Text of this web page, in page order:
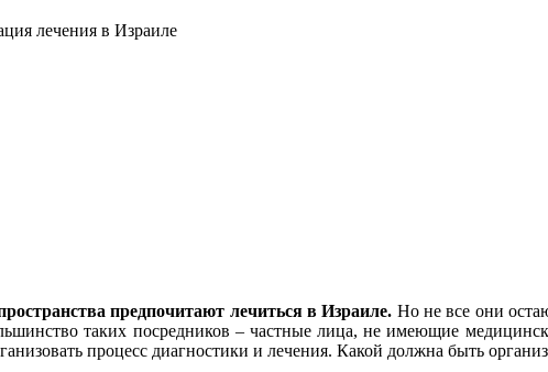
лечения в Израиле
предпочитают лечиться в Израиле. Но не все они
таких посредников – частные лица, не имеющие
процесс диагностики и лечения. Какой должна быть